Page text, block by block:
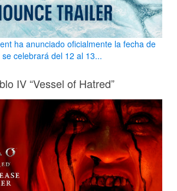
ha anunciado oficialmente la fecha de
celebrará del 12 al 13...
IV “Vessel of Hatred”